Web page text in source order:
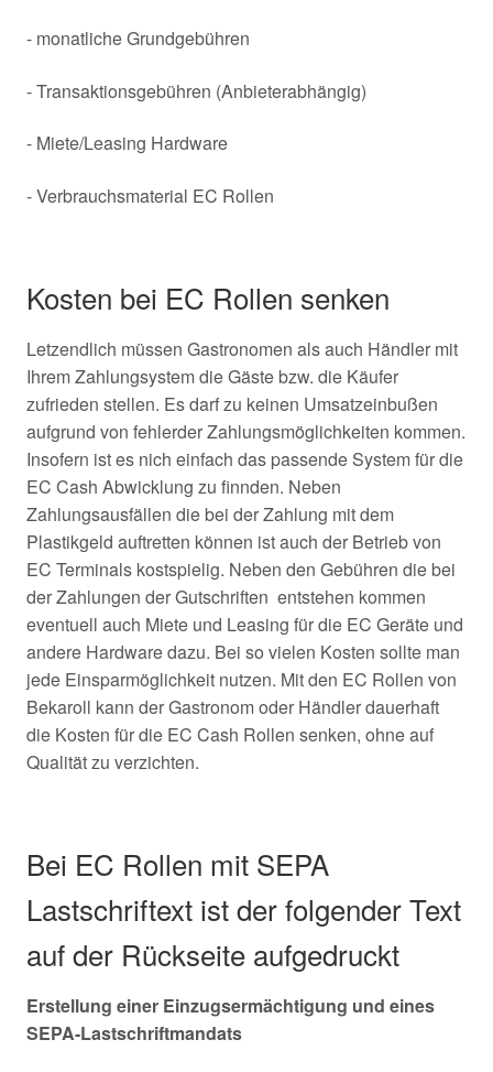
- monatliche Grundgebühren
- Transaktionsgebühren (Anbieterabhängig)
- Miete/Leasing Hardware
- Verbrauchsmaterial EC Rollen
Kosten bei EC Rollen senken
Letzendlich müssen Gastronomen als auch Händler mit
Ihrem Zahlungsystem die Gäste bzw. die Käufer
zufrieden stellen. Es darf zu keinen Umsatzeinbußen
aufgrund von fehlerder Zahlungsmöglichkeiten kommen.
Insofern ist es nich einfach das passende System für die
EC Cash Abwicklung zu finnden. Neben
Zahlungsausfällen die bei der Zahlung mit dem
Plastikgeld auftretten können ist auch der Betrieb von
EC Terminals kostspielig. Neben den Gebühren die bei
der Zahlungen der Gutschriften entstehen kommen
eventuell auch Miete und Leasing für die EC Geräte und
andere Hardware dazu. Bei so vielen Kosten sollte man
jede Einsparmöglichkeit nutzen. Mit den EC Rollen von
Bekaroll kann der Gastronom oder Händler dauerhaft
die Kosten für die EC Cash Rollen senken, ohne auf
Qualität zu verzichten.
Bei EC Rollen mit SEPA
Lastschriftext ist der folgender Text
auf der Rückseite aufgedruckt
Erstellung einer Einzugsermächtigung und eines
SEPA-Lastschriftmandats